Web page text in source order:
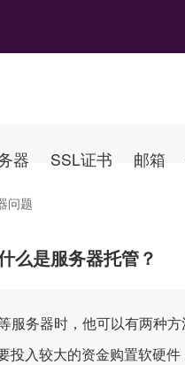
器 SSL证书 邮箱
问题
么是服务器托管？
务器时，他可以有两种方
入较大的资金购置软硬件